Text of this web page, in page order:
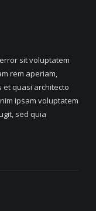
sit voluptatem
rem aperiam,
quasi architecto
ipsam voluptatem
sed quia